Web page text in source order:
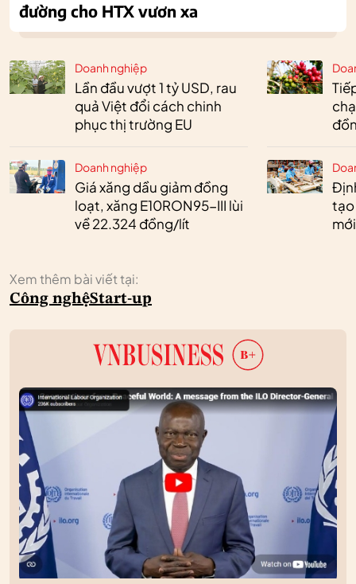
Doanh nghiệp
Lần đầu vượt 1 tỷ USD, rau
quả Việt đổi cách chinh
phục thị trường EU
Doanh nghiệp
Giá xăng dầu giảm đồng
loạt, xăng E10RON95-III lùi
về 22.324 đồng/lít
tạo
Xem thêm bài viết tại:
Công nghệStart-up
đường cho HTX vươn xa